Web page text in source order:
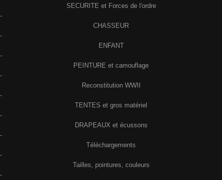
SECURITE et Forces de l'ordre
-
CHASSEUR
-
ENFANT
-
PEINTURE et camouflage
-
Reconstitution WWII
-
TENTES et gros matériel
-
DRAPEAUX et écussons
-
Téléchargements
-
Tailles, pointures, couleurs
-